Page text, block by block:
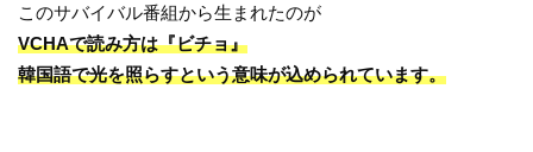
このサバイバル番組から生まれたのが
VCHAで読み方は『ビチョ』
韓国語で光を照らすという意味が込められています。